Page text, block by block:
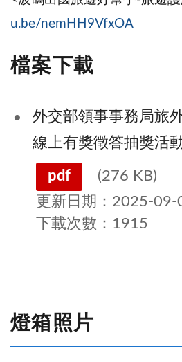
u.be/nemHH9VfxOA
檔案下載
外交部領事事務局旅
線上有獎徵答抽獎活
pdf
(276 KB)
更新日期：2025-09-
下載次數：1915
燈箱照片